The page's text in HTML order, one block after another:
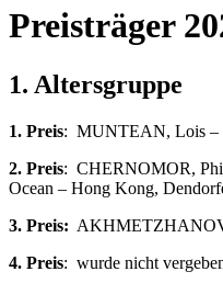
Preisträger
1. Altersgruppe
1. Preis: MUNTEAN, Lois –
2. Preis: CHERNOMOR,
Ocean – Hong Kong,
3. Preis:
4. Preis: wurde nicht